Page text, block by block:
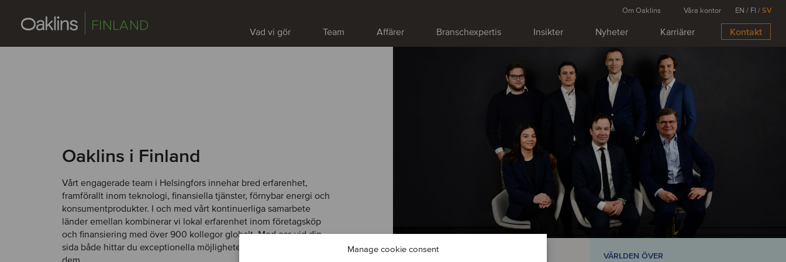
Manage cookie consent
FINLAND Vad vi gör Team Affärer Branschexpertis Insikter Nyheter Karriärer Kontakt
Om Oaklins Våra kontor EN / FI /SV
Presenterad affär:
Zests plattform får större räckvidd
genom förvärv av Epassi
Epassi, en av Europas ledande leverantörer av teknik för
personalförmåner, har gått samman med Zest. Förvärvet stödjer
Epassis tillväxtambitioner i Storbritannien och utökar företagets
marknadsledande produktutbud.
Lär dig mer
Oaklins i Finland
Vårt engagerade team i Helsingfors innehar bred erfarenhet,
framförallt inom teknologi, finansiella tjänster, förnybar energi och
konsumentprodukter. I och med vårt kontinuerliga samarbete
länder emellan kombinerar vi lokal erfarenhet inom företagsköp
och finansiering med över 900 kollegor globalt. Med oss vid din
sida både hittar du exceptionella möjligheter och förverkligar
VÄRLDEN ÖVER